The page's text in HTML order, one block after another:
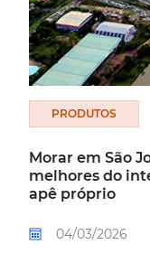
PRODUTOS
Morar em São
melhores do
apê próprio
04/03/2026